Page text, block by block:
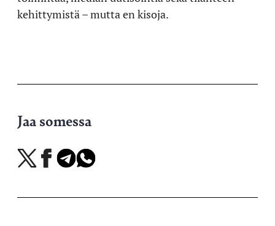
kehittymistä – mutta en kisoja.
Jaa somessa
Jaa
X-
Jaa
Facebookissa
Jaa
Telegramissa
Jaa
WhatsAppissa